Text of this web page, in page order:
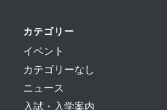
カテゴリー
イベント
カテゴリーなし
ニュース
入試・入学案内